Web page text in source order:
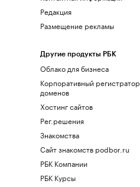
Редакция
Размещение рекламы
Другие продукты РБК
Облако для бизнеса
Корпоративный регистратор
доменов
Хостинг сайтов
Рег.решения
Знакомства
Сайт знакомств podbor.ru
РБК Компании
РБК Курсы